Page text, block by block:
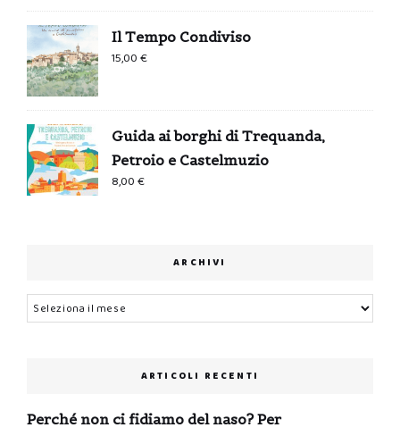
Il Tempo Condiviso
15,00€
Guida ai borghi di Trequanda,
Petroio e Castelmuzio
8,00€
ARCHIVI
Archivi
ARTICOLI RECENTI
Perché non ci fidiamo del naso? Per